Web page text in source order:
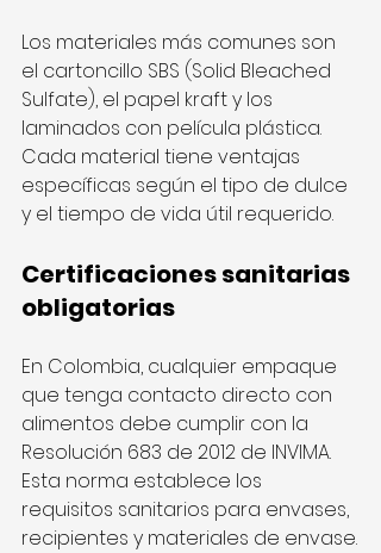
Los materiales más comunes son
el cartoncillo SBS (Solid Bleached
Sulfate), el papel kraft y los
laminados con película plástica.
Cada material tiene ventajas
específicas según el tipo de dulce
y el tiempo de vida útil requerido.
Certificaciones sanitarias
obligatorias
En Colombia, cualquier empaque
que tenga contacto directo con
alimentos debe cumplir con la
Resolución 683 de 2012 de INVIMA.
Esta norma establece los
requisitos sanitarios para envases,
recipientes y materiales de envase.